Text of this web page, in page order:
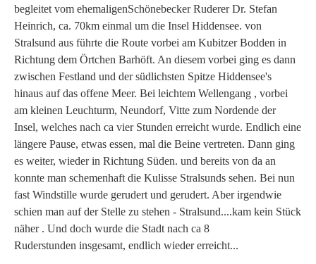
begleitet vom ehemaligenSchönebecker Ruderer Dr. Stefan
Heinrich, ca. 70km einmal um die Insel Hiddensee. von
Stralsund aus führte die Route vorbei am Kubitzer Bodden in
Richtung dem Örtchen Barhöft. An diesem vorbei ging es dann
zwischen Festland und der südlichsten Spitze Hiddensee's
hinaus auf das offene Meer. Bei leichtem Wellengang , vorbei
am kleinen Leuchturm, Neundorf, Vitte zum Nordende der
Insel, welches nach ca vier Stunden erreicht wurde. Endlich eine
längere Pause, etwas essen, mal die Beine vertreten. Dann ging
es weiter, wieder in Richtung Süden. und bereits von da an
konnte man schemenhaft die Kulisse Stralsunds sehen. Bei nun
fast Windstille wurde gerudert und gerudert. Aber irgendwie
schien man auf der Stelle zu stehen - Stralsund....kam kein Stück
näher . Und doch wurde die Stadt nach ca 8
Ruderstunden insgesamt, endlich wieder erreicht...